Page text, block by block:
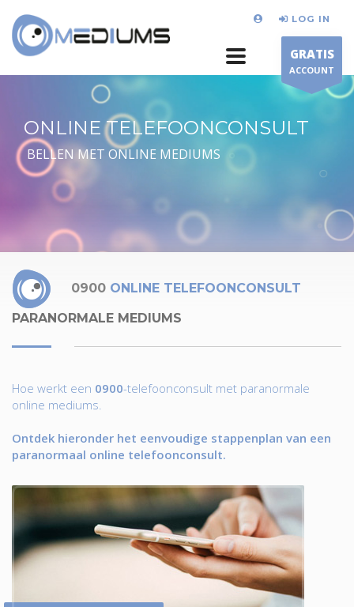
LOG IN
GRATIS
ACCOUNT
ONLINE TELEFOONCONSULT
BELLEN MET ONLINE MEDIUMS
0900 ONLINE TELEFOONCONSULT
PARANORMALE MEDIUMS
Hoe werkt een 0900-telefoonconsult met paranormale
online mediums.
Ontdek hieronder het eenvoudige stappenplan van een
paranormaal online telefoonconsult.